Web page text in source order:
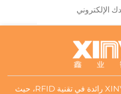
منذ عام 2008، أصبحت XINYE رائدة في تقنية RFID، حيث